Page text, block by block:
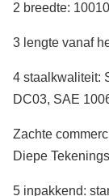
2 breedte:
3 lengte vanaf
4 staalkwaliteit:
DC03, SAE
Zachte
Diepe
5 inpakkend: